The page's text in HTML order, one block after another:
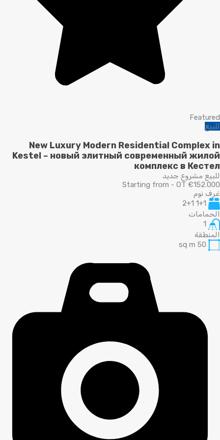
Featured
للبيع
New Luxury Modern Residential Complex in
Kestel – новый элитный современный жилой
комплекс в Кестел
للبيع مشروع جديد
Starting from - OT €152.000
غرف نوم
1+1 2+1
الحمامات
1
المنطقة
50
sq m